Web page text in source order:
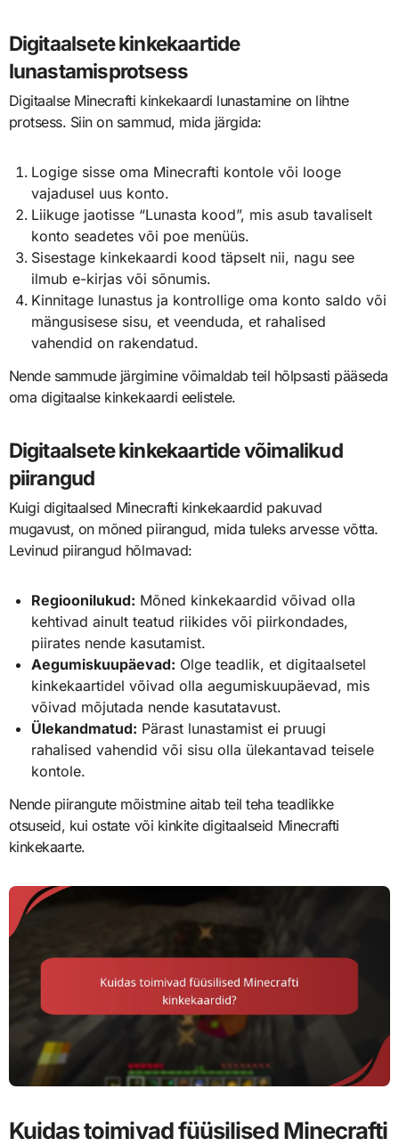
Digitaalsete kinkekaartide
lunastamisprotsess
Digitaalse Minecrafti kinkekaardi lunastamine on lihtne
protsess. Siin on sammud, mida järgida:
Logige sisse oma Minecrafti kontole või looge
vajadusel uus konto.
Liikuge jaotisse “Lunasta kood”, mis asub tavaliselt
konto seadetes või poe menüüs.
Sisestage kinkekaardi kood täpselt nii, nagu see
ilmub e-kirjas või sõnumis.
Kinnitage lunastus ja kontrollige oma konto saldo või
mängusisese sisu, et veenduda, et rahalised
vahendid on rakendatud.
Nende sammude järgimine võimaldab teil hõlpsasti pääseda
oma digitaalse kinkekaardi eelistele.
Digitaalsete kinkekaartide võimalikud
piirangud
Kuigi digitaalsed Minecrafti kinkekaardid pakuvad
mugavust, on mõned piirangud, mida tuleks arvesse võtta.
Levinud piirangud hõlmavad:
Regioonilukud: Mõned kinkekaardid võivad olla
kehtivad ainult teatud riikides või piirkondades,
piirates nende kasutamist.
Aegumiskuupäevad: Olge teadlik, et digitaalsetel
kinkekaartidel võivad olla aegumiskuupäevad, mis
võivad mõjutada nende kasutatavust.
Ülekandmatud: Pärast lunastamist ei pruugi
rahalised vahendid või sisu olla ülekantavad teisele
kontole.
Nende piirangute mõistmine aitab teil teha teadlikke
otsuseid, kui ostate või kinkite digitaalseid Minecrafti
kinkekaarte.
Kuidas toimivad füüsilised Minecrafti